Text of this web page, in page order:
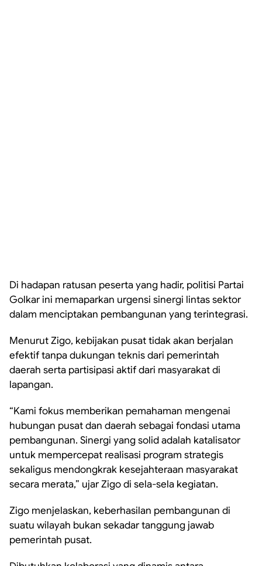
Di hadapan ratusan peserta yang hadir, politisi Partai
Golkar ini memaparkan urgensi sinergi lintas sektor
dalam menciptakan pembangunan yang terintegrasi.
Menurut Zigo, kebijakan pusat tidak akan berjalan
efektif tanpa dukungan teknis dari pemerintah
daerah serta partisipasi aktif dari masyarakat di
lapangan.
“Kami fokus memberikan pemahaman mengenai
hubungan pusat dan daerah sebagai fondasi utama
pembangunan. Sinergi yang solid adalah katalisator
untuk mempercepat realisasi program strategis
sekaligus mendongkrak kesejahteraan masyarakat
secara merata,” ujar Zigo di sela-sela kegiatan.
Zigo menjelaskan, keberhasilan pembangunan di
suatu wilayah bukan sekadar tanggung jawab
pemerintah pusat.